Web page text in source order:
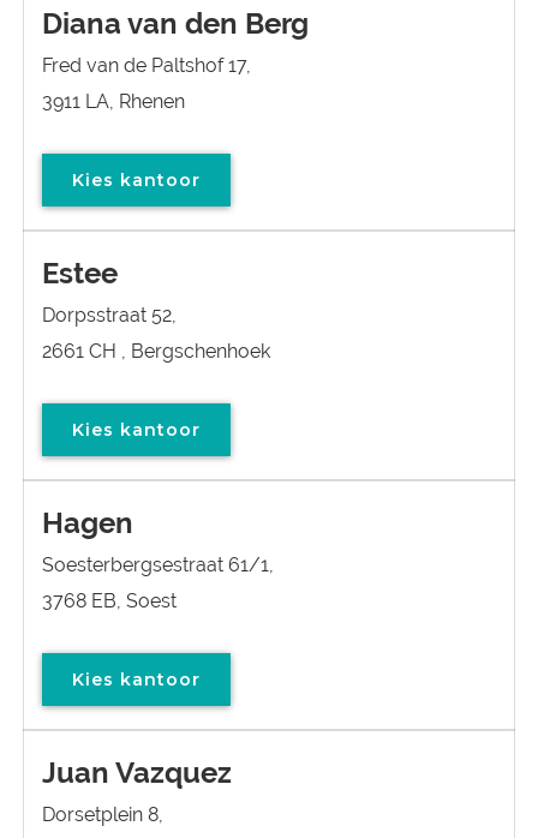
Diana van den Berg
Fred van de Paltshof 17,
3911 LA, Rhenen
Kies kantoor
Estee
Dorpsstraat 52,
2661 CH , Bergschenhoek
Kies kantoor
Hagen
Soesterbergsestraat 61/1,
3768 EB, Soest
Kies kantoor
Juan Vazquez
Dorsetplein 8,